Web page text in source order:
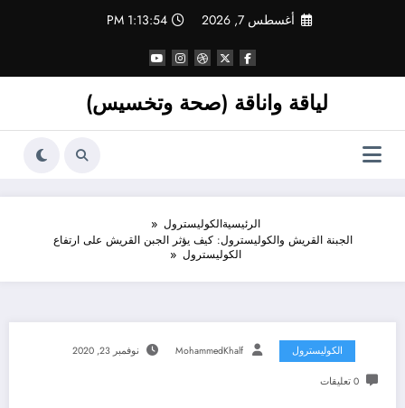
أغسطس 7, 2026 1:13:54 PM
لياقة واناقة (صحة وتخسيس)
الرئيسيةالكوليسترول
الجبنة القريش والكوليسترول: كيف يؤثر الجبن القريش على ارتفاع
الكوليسترول
الكوليسترول MohammedKhalf نوفمبر 23, 2020
0 تعليقات